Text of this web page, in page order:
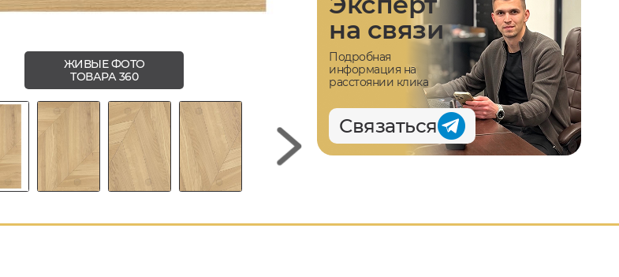
ЖИВЫЕ ФОТО
ТОВАРА 360
на связи
Подробная
информация на
расстоянии клика
Связаться